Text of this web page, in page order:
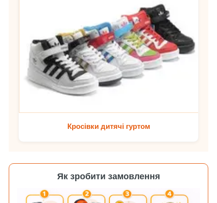
Кросівки дитячі гуртом
Як зробити замовлення